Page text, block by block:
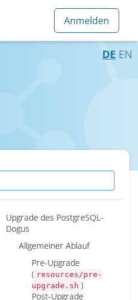
DE EN
Upgrade des PostgreSQL-
Dogus
Allgemeiner Ablauf
Pre-Upgrade
( resources/pre-
upgrade.sh )
Post-Upgrade